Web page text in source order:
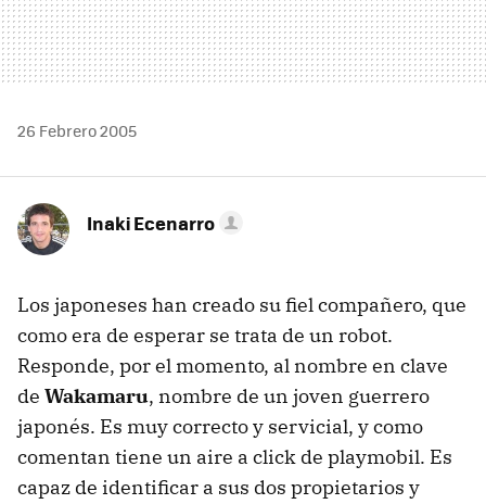
26 Febrero 2005
Inaki Ecenarro
Los japoneses han creado su fiel compañero, que
como era de esperar se trata de un robot.
Responde, por el momento, al nombre en clave
de Wakamaru, nombre de un joven guerrero
japonés. Es muy correcto y servicial, y como
comentan tiene un aire a click de playmobil. Es
capaz de identificar a sus dos propietarios y